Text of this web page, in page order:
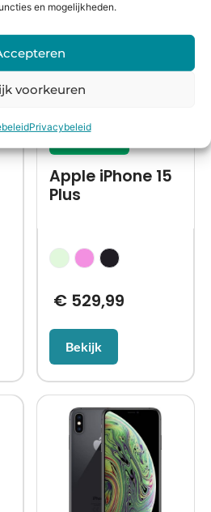
en mogelijkheden.
voorkeuren
Privacybeleid
Apple iPhone 15
Plus
€ 529,99
Bekijk